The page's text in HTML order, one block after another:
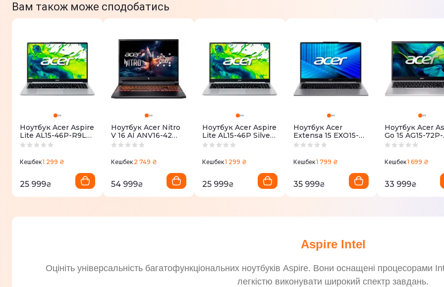
Вам також може сподобатись
Ноутбук Acer Aspire
Lite AL15-46P-R9LE
Silver
Кешбек1 299 ₴
25 999₴
Ноутбук Acer Nitro
V 16 AI ANV16-42
Shale Black
Кешбек 2 749 ₴
54 999₴
Ноутбук Acer Aspire
Lite AL15-46P Silver
(NX.JXVEU.002)
Кешбек1 299 ₴
25 999₴
Ноутбук Acer
Extensa 15 EXO15-
71-539R Grey
Кешбек1 799 ₴
35 999₴
Ноутбук Acer
Go 15 AG15-72P-
50Y4 Silver
Кешбек1 699 ₴
33 999₴
Aspire Intel
Оцініть універсальність багатофункціональних ноутбуків Aspire. Вони оснащені
легкістю виконувати широкий спектр завдань.